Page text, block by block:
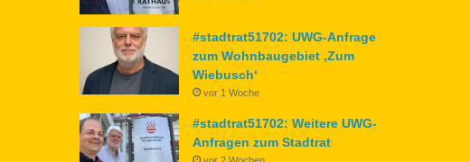
#stadtrat51702: UWG-Anfrage
zum Wohnbaugebiet ‚Zum
Wiebusch‘
vor 1 Woche
#stadtrat51702: Weitere UWG-
Anfragen zum Stadtrat